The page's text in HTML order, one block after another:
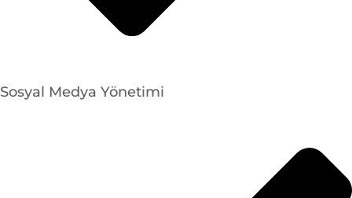
Sosyal Medya Yönetimi